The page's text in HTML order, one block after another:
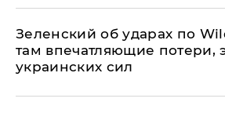
Зеленский об ударах по
там впечатляющие потери,
украинских сил